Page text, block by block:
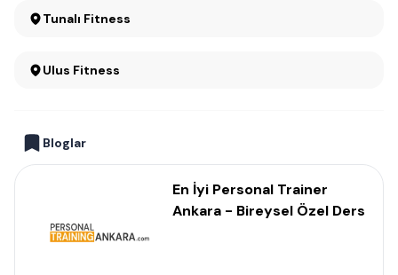
Tunalı Fitness
Ulus Fitness
Bloglar
En İyi Personal Trainer
Ankara - Bireysel Özel Ders